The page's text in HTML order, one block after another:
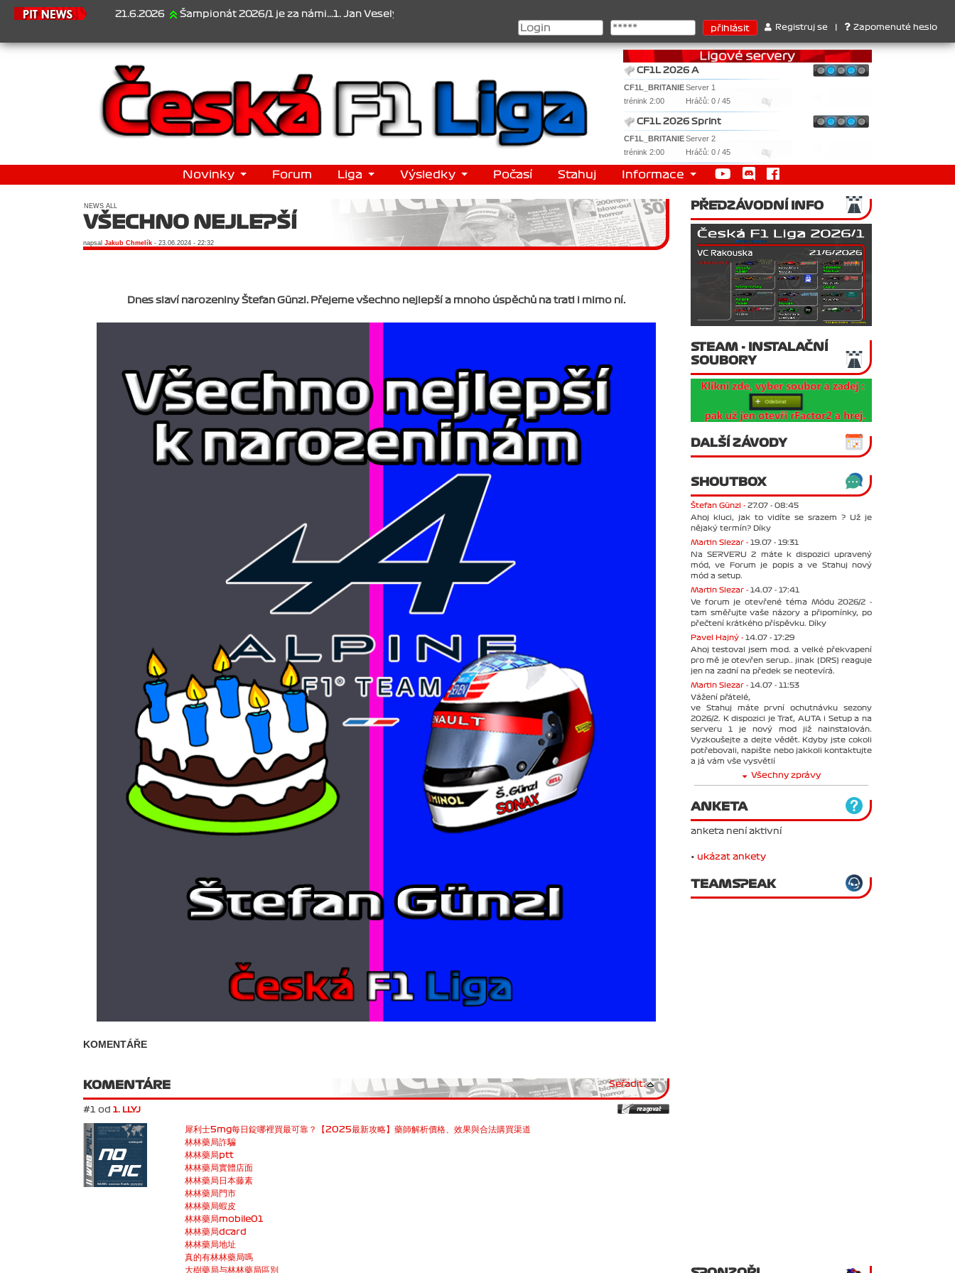
21.6.2026 Šampionát 2026/1 je za námi...1. Jan Veselý , 2. Jan Nováček , 3. Jakub Chmelík , Pohár konstruktérů : 1. Ferrari . 2. Williams , 3. RedBull ..... SprintCup - 1. Jan Nováček ,
Registruj se Zapomenuté heslo
CF1L 2026 A
CF1L_BRITANIEServer 1
trénink 2:00
Hráčů: 0 / 45
CF1L 2026 Sprint
CF1L_BRITANIEServer 2
trénink 2:00
Hráčů: 0 / 45
Novinky Forum Liga Výsledky Počasí Stahuj Informace
NEWS ALL
VŠECHNO NEJLEPŠÍ
napsal Jakub Chmelík - 23.06.2024 - 22:32
Dnes slaví narozeniny Štefan Günzl. Přejeme všechno nejlepší a mnoho úspěchů na trati i mimo ní.
KOMENTÁŘE
KOMENTÁRE Seřadit:
#1 od 1. LLYJ
犀利士5mg每日錠哪裡買最可靠？【2025最新攻略】藥師解析價格、效果與合法購買渠道
林林藥局詐騙
林林藥局ptt
林林藥局實體店面
林林藥局日本藤素
林林藥局門市
林林藥局蝦皮
林林藥局mobile01
林林藥局dcard
林林藥局地址
真的有林林藥局嗎
大樹藥局与林林藥局區別
PŘEDZÁVODNÍ INFO
STEAM - INSTALAČNÍ
SOUBORY
DALŠÍ ZÁVODY
SHOUTBOX
Štefan Günzl - 27.07 - 08:45
Ahoj kluci, jak to vidíte se srazem ? Už je
nějaký termín? Díky
Martin Slezar - 19.07 - 19:31
Na SERVERU 2 máte k dispozici upravený
mód, ve Forum je popis a ve Stahuj nový
mód a setup.
Martin Slezar - 14.07 - 17:41
Ve forum je otevřené téma Módu 2026/2 -
tam směřujte vaše názory a připomínky, po
přečtení krátkého příspěvku. Díky
Pavel Hajný - 14.07 - 17:29
Ahoj testoval jsem mod. a velké překvapení
pro mě je otevřen serup.. jinak (DRS) reaguje
jen na zadní na předek se neotevírá.
Martin Slezar - 14.07 - 11:53
Vážení přátelé,
ve Stahuj máte první ochutnávku sezony
2026/2. K dispozici je Trať, AUTA i Setup a na
serveru 1 je nový mod již nainstalován.
Vyzkoušejte a dejte vědět. Kdyby jste cokoli
potřebovali, napište nebo jakkoli kontaktujte
a já vám vše vysvětlí
Všechny zprávy
ANKETA
anketa není aktivní
• ukázat ankety
TEAMSPEAK